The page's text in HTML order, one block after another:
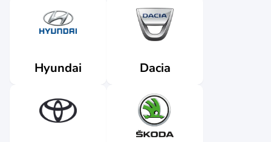
Hyundai Dacia